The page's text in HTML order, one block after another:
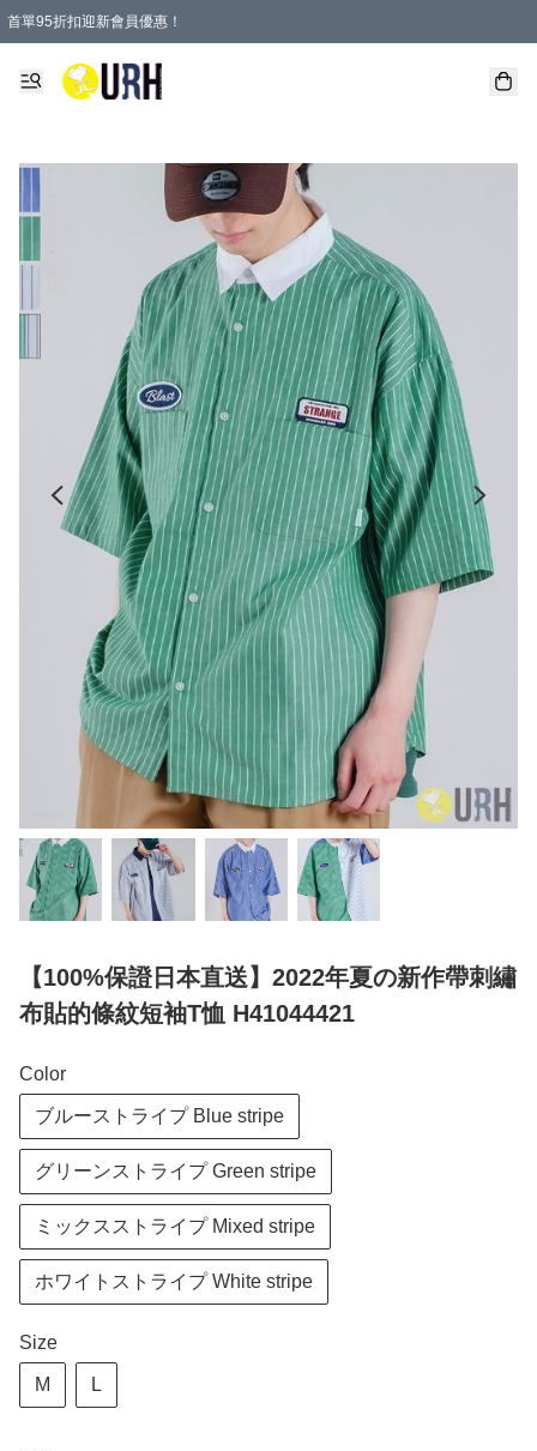
首單95折扣迎新會員優惠！
特選會員可享全單低至 95 折優惠！
單一訂單滿HKD600(澳門HKD800)包郵寄順豐送到家。
【100%保證日本直送】2022年夏の新作帶刺繡
布貼的條紋短袖T恤 H41044421
Color
ブルーストライプ Blue stripe
グリーンストライプ Green stripe
ミックスストライプ Mixed stripe
ホワイトストライプ White stripe
Size
M L